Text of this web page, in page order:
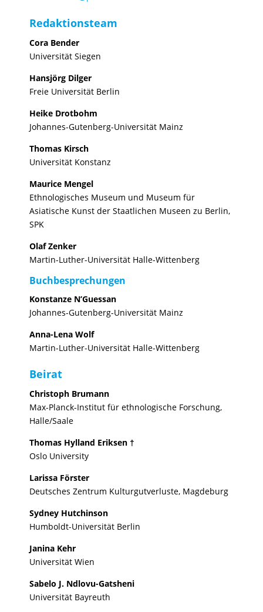
Redaktionsteam
Cora Bender
Universität Siegen
Hansjörg Dilger
Freie Universität Berlin
Heike Drotbohm
Johannes-Gutenberg-Universität Mainz
Thomas Kirsch
Universität Konstanz
Maurice Mengel
Ethnologisches Museum und Museum für
Asiatische Kunst der Staatlichen Museen zu Berlin,
SPK
Olaf Zenker
Martin-Luther-Universität Halle-Wittenberg
Buchbesprechungen
Konstanze N’Guessan
Johannes-Gutenberg-Universität Mainz
Anna-Lena Wolf
Martin-Luther-Universität Halle-Wittenberg
Beirat
Christoph Brumann
Max-Planck-Institut für ethnologische Forschung,
Halle/Saale
Thomas Hylland Eriksen †
Oslo University
Larissa Förster
Deutsches Zentrum Kulturgutverluste, Magdeburg
Sydney Hutchinson
Humboldt-Universität Berlin
Janina Kehr
Universität Wien
Sabelo J. Ndlovu-Gatsheni
Universität Bayreuth